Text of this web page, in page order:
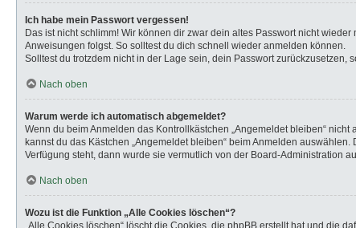
Ich habe mein Passwort vergessen!
Das ist nicht schlimm! Wir können dir zwar dein altes Passwort nicht
Anweisungen folgst. So solltest du dich schnell wieder anmelden können.
Solltest du trotzdem nicht in der Lage sein, dein Passwort zurückzusetzen,
Nach oben
Warum werde ich automatisch abgemeldet?
Wenn du beim Anmelden das Kontrollkästchen „Angemeldet bleiben“
kannst du das Kästchen „Angemeldet bleiben“ beim Anmelden
Verfügung steht, dann wurde sie vermutlich von der Board-Administration
Nach oben
Wozu ist die Funktion „Alle Cookies löschen“?
„Alle Cookies löschen“ löscht die Cookies, die phpBB erstellt hat und die